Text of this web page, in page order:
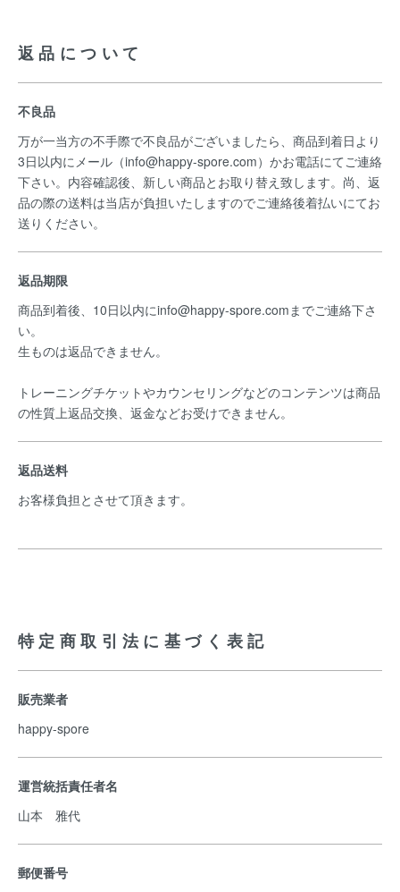
返品について
不良品
万が一当方の不手際で不良品がございましたら、商品到着日より
3日以内にメール（info@happy-spore.com）かお電話にてご連絡
下さい。内容確認後、新しい商品とお取り替え致します。尚、返
品の際の送料は当店が負担いたしますのでご連絡後着払いにてお
送りください。
返品期限
商品到着後、10日以内にinfo@happy-spore.comまでご連絡下さ
い。
生ものは返品できません。
トレーニングチケットやカウンセリングなどのコンテンツは商品
の性質上返品交換、返金などお受けできません。
返品送料
お客様負担とさせて頂きます。
特定商取引法に基づく表記
販売業者
happy-spore
運営統括責任者名
山本 雅代
郵便番号